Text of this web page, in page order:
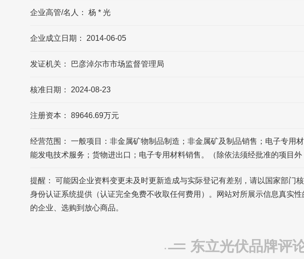
企业高管/名人： 杨 * 光
企业成立日期： 2014-06-05
发证机关： 巴彦淖尔市市场监督管理局
核准日期： 2024-08-23
注册资本： 89646.69万元
经营范围： 一般项目：非金属矿物制品制造；非金属矿及制品销售；电子专用
能发电技术服务；货物进出口；电子专用材料销售。（除依法须经批准的项目外
提醒： 可能因企业资料变更未及时更新造成与实际登记有差别，请以国家部门
身份认证系统提供（认证完全免费不收取任何费用）。网站对所展示信息真实
的企业、选购到放心商品。
东立光伏品牌评